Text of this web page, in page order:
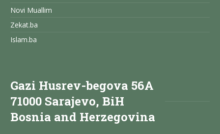
Novi Muallim
Zekat.ba
Islam.ba
Gazi Husrev-begova 56A
71000 Sarajevo, BiH
Bosnia and Herzegovina